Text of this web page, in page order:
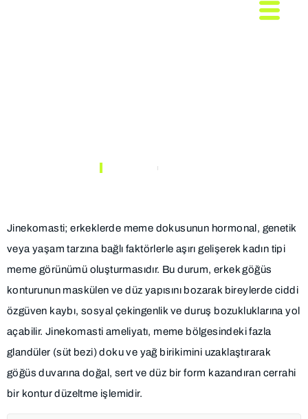
MAKALELER
Jinekomasti; erkeklerde meme dokusunun hormonal, genetik
veya yaşam tarzına bağlı faktörlerle aşırı gelişerek kadın tipi
meme görünümü oluşturmasıdır. Bu durum, erkek göğüs
konturunun maskülen ve düz yapısını bozarak bireylerde ciddi
özgüven kaybı, sosyal çekingenlik ve duruş bozukluklarına yol
açabilir. Jinekomasti ameliyatı, meme bölgesindeki fazla
glandüler (süt bezi) doku ve yağ birikimini uzaklaştırarak
göğüs duvarına doğal, sert ve düz bir form kazandıran cerrahi
bir kontur düzeltme işlemidir.